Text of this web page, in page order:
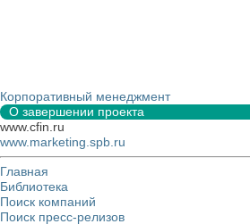
Корпоративный менеджмент
О завершении проекта
www.cfin.ru
www.marketing.spb.ru
Главная
Библиотека
Поиск компаний
Поиск пресс-релизов